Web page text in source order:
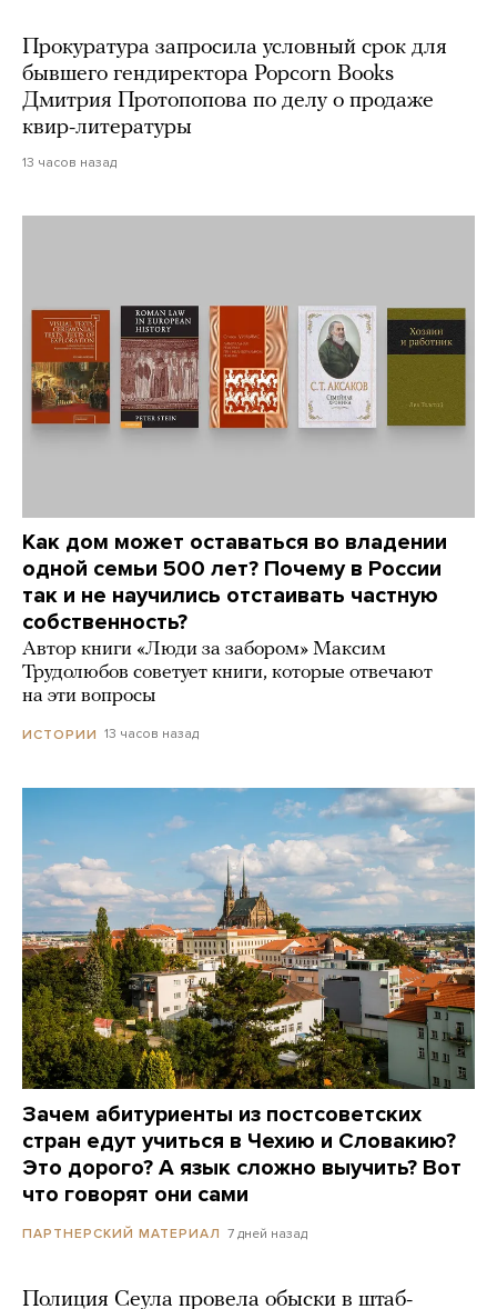
Прокуратура запросила условный срок для
бывшего гендиректора Popcorn Books
Дмитрия Протопопова по делу о продаже
квир-литературы
13 часов назад
Как дом может оставаться во владении
одной семьи 500 лет? Почему в России
так и не научились отстаивать частную
собственность?
Автор книги «Люди за забором» Максим
Трудолюбов советует книги, которые отвечают
на эти вопросы
ИСТОРИИ 13 часов назад
Зачем абитуриенты из постсоветских
стран едут учиться в Чехию и Словакию?
Это дорого? А язык сложно выучить? Вот
что говорят они сами
ПАРТНЕРСКИЙ МАТЕРИАЛ 7 дней назад
Полиция Сеула провела обыски в штаб-